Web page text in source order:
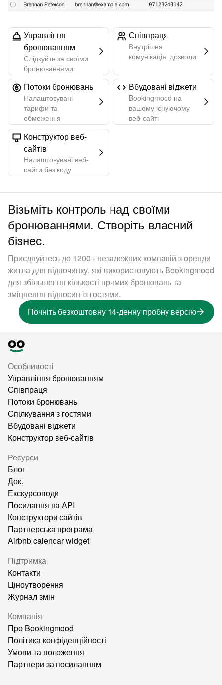
Управління
бронюванням
Слідкуйте за своїми
бронюваннями
Співпраця
Внутрішня
комунікація, дозволи
Потоки бронювань
Налаштовувані
тарифи та
обмеження
Вбудовані віджети
Bookingmood на
вашому існуючому
веб-сайті
Конструктор веб-
сайтів
Налаштовувані веб-
сайти без коду
Візьміть контроль над своїми
бронюваннями. Створіть власний
бізнес.
Приєднуйтесь до 1200+ незалежних компаній з оренди
житла для відпочинку, які використовують Bookingmood
для збільшення кількості прямих бронювань та
зміцнення відносин із гостями.
Почніть безкоштовну 14-денну пробну версію
Особливості
Управління бронюванням
Співпраця
Потоки бронювань
Спілкування з гостями
Вбудовані віджети
Конструктор веб-сайтів
Ресурси
Блог
Док.
Екскурсоводи
Посилання на API
Конструктори сайтів
Партнерська програма
Airbnb calendar widget
Підтримка
Контакти
Ціноутворення
Журнал змін
Компанія
Про Bookingmood
Політика конфіденційності
Умови та положення
Партнери за посиланням